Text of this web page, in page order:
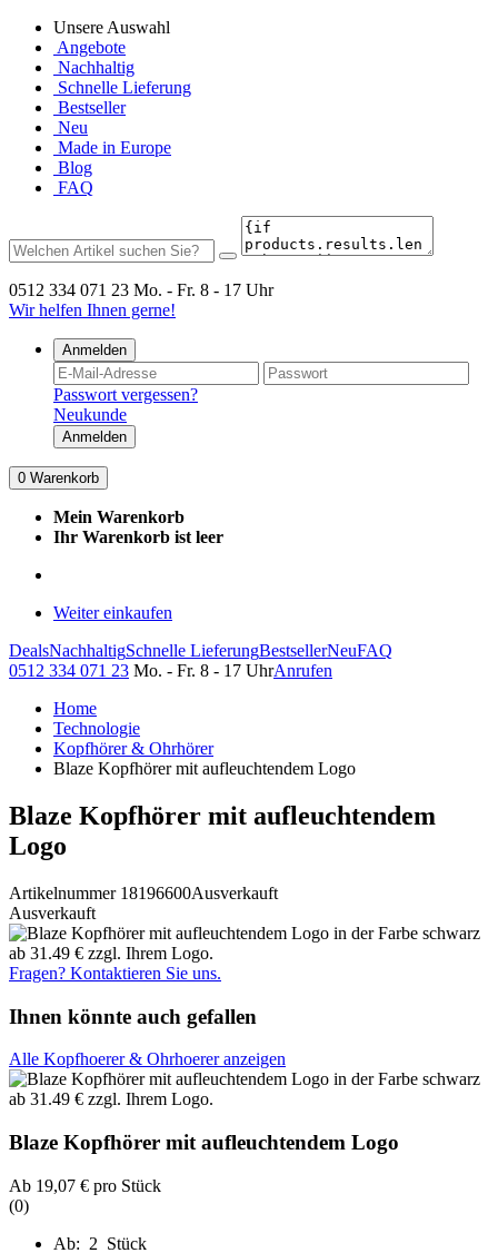
Unsere Auswahl
Angebote
Nachhaltig
Schnelle Lieferung
Bestseller
Neu
Made in Europe
Blog
FAQ
0512 334 071 23 Mo. - Fr. 8 - 17 Uhr
Wir helfen Ihnen gerne!
Anmelden
Passwort vergessen?
Neukunde
Anmelden
0 Warenkorb
Mein Warenkorb
Ihr Warenkorb ist leer
Weiter einkaufen
DealsNachhaltigSchnelle LieferungBestsellerNeuFAQ
0512 334 071 23 Mo. - Fr. 8 - 17 UhrAnrufen
Home
Technologie
Kopfhörer & Ohrhörer
Blaze Kopfhörer mit aufleuchtendem Logo
Blaze Kopfhörer mit aufleuchtendem
Logo
Artikelnummer 18196600Ausverkauft
Ausverkauft
Fragen? Kontaktieren Sie uns.
Ihnen könnte auch gefallen
Alle Kopfhoerer & Ohrhoerer anzeigen
Blaze Kopfhörer mit aufleuchtendem Logo
Ab 19,07 € pro Stück
(0)
Ab: 2 Stück